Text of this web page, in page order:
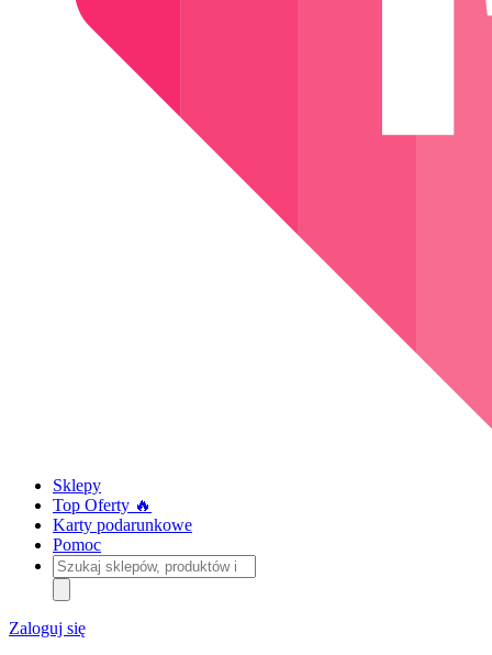
Sklepy
Top Oferty 🔥
Karty podarunkowe
Pomoc
Szukaj
sklepów,
produktów
i
kategorii
Zaloguj się